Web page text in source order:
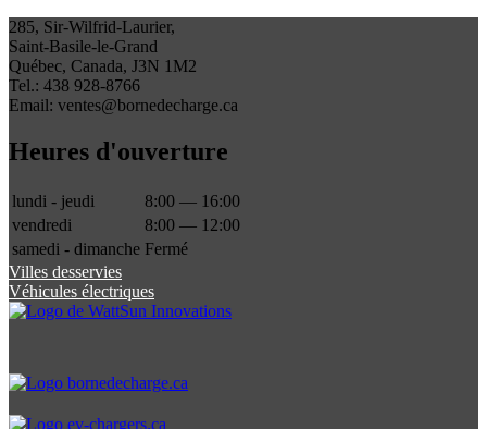
285, Sir-Wilfrid-Laurier,
Saint-Basile-le-Grand
Québec, Canada, J3N 1M2
Tel.: 438 928-8766
Email: ventes@bornedecharge.ca
Heures d'ouverture
lundi - jeudi
8:00 — 16:00
vendredi
8:00 — 12:00
samedi - dimanche Fermé
Villes desservies
Véhicules électriques